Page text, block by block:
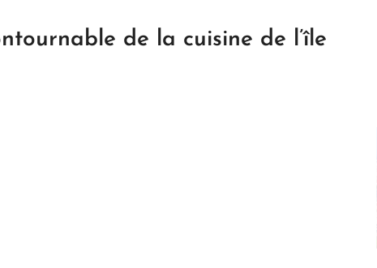
de la cuisine de l’île